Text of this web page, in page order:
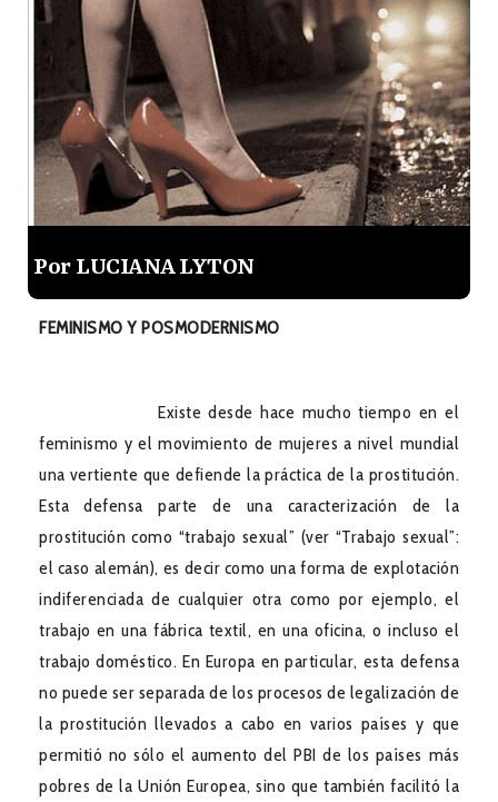
Por LUCIANA LYTON
FEMINISMO Y POSMODERNISMO
Existe desde hace mucho tiempo en el
feminismo y el movimiento de mujeres a nivel mundial
una vertiente que defiende la práctica de la prostitución.
Esta defensa parte de una caracterización de la
prostitución como “trabajo sexual” (ver “Trabajo sexual”:
el caso alemán), es decir como una forma de explotación
indiferenciada de cualquier otra como por ejemplo, el
trabajo en una fábrica textil, en una oficina, o incluso el
trabajo doméstico. En Europa en particular, esta defensa
no puede ser separada de los procesos de legalización de
la prostitución llevados a cabo en varios países y que
permitió no sólo el aumento del PBI de los países más
pobres de la Unión Europea, sino que también facilitó la